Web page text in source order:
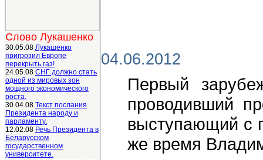
Слово Лукашенко
30.05.08 Лукашенко
пригрозил Европе
перекрыть газ!
24.05.08 СНГ должно стать
одной из мировых зон
мощного экономического
роста.
30.04.08 Текст послания
Президента народу и
парламенту.
12.02.08 Речь Президента в
Беларусском
государственном
университете.
04.06.2012
Первый
проводивший
выступающий с
же время